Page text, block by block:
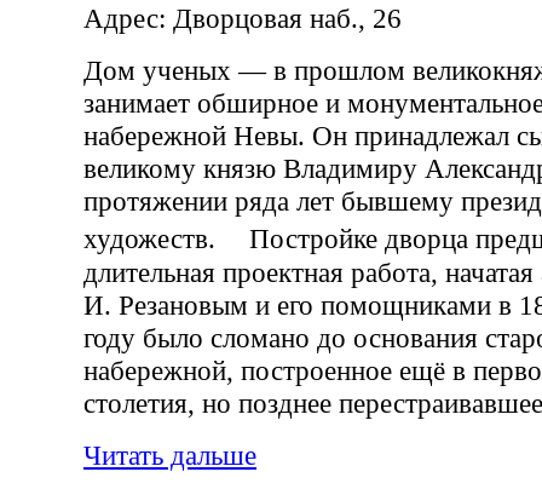
Адрес: Дворцовая наб., 26
Дом ученых — в прошлом
занимает обширное и
набережной Невы. Он принадлежал
великому князю Владимиру
протяжении ряда лет бывшему
художеств. Постройке дворца
длительная проектная работа,
И. Резановым и его помощниками в
году было сломано до основания
набережной, построенное ещё в
столетия, но позднее
Читать дальше